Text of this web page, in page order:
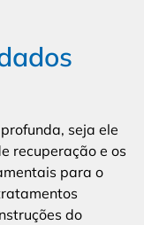
seja ele
recuperação e os
para o
do